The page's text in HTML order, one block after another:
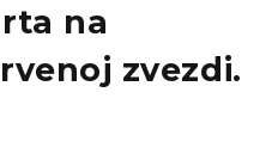
na
zvezdi.